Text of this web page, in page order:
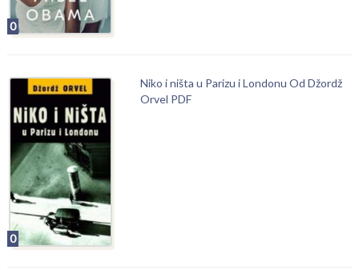
0
0
Niko i ništa u Parizu i Londonu Od Džordž
Orvel PDF